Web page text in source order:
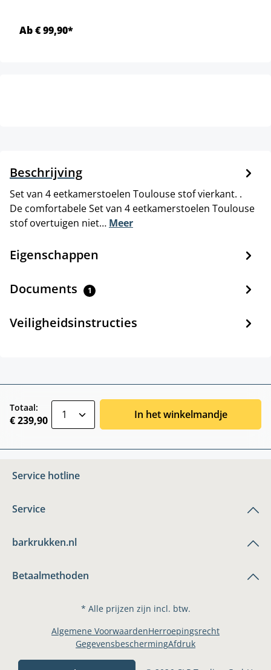
Ab € 99,90*
Beschrijving
Set van 4 eetkamerstoelen Toulouse stof vierkant. .
De comfortabele Set van 4 eetkamerstoelen Toulouse
stof overtuigen niet… Meer
Eigenschappen
Documents 1
Veiligheidsinstructies
Totaal:
€ 239,90 In het winkelmandje
Service hotline
Service
barkrukken.nl
Betaalmethoden
* Alle prijzen zijn incl. btw.
Algemene VoorwaardenHerroepingsrecht
GegevensbeschermingAfdruk